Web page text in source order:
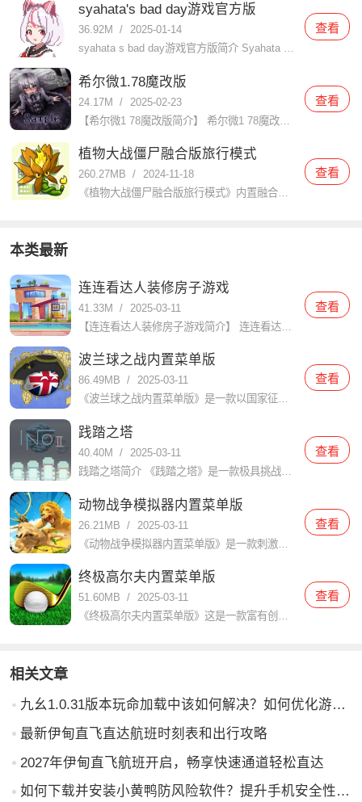
syahata's bad day游戏官方版
36.92M /
2025-01-14
查看
希尔微1.78魔改版
24.17M /
2025-02-23
【希尔微1 78魔改版简介】 希尔微1 78魔改版是一款深受玩家喜爱的角色扮演类游戏，该版本在原作基础上进行了大量创新和优化，为玩家带来了更加丰富的游戏体验和更加精彩的剧情发展。玩家将扮演一名救助了受
查看
植物大战僵尸融合版旅行模式
260.27MB / 2024-11-18
《植物大战僵尸融合版旅行模式》内置融合玩法的旅行模式，旅行模式可以把不同地图进行完美的混合在一起，玩法体验过程让玩家能够面对各种的挑战进行对抗，操作体验感觉也会变得十分的有趣。让玩家可以在在这里感受焕
查看
本类最新
连连看达人装修房子游戏
41.33M /
2025-03-11
【连连看达人装修房子游戏简介】 连连看达人装修房子是一款结合了经典连连看玩法与家居装修元素的休闲益智游戏。玩家需要在限定时间内通过连接相同的图案来消除它们，每消除一对图案即可获得装修材料和金币，用于装
查看
波兰球之战内置菜单版
86.49MB / 2025-03-11
《波兰球之战内置菜单版》是一款以国家征战和统一为核心的策略游戏，在游戏中，玩家扮演一位国家的领袖，通过建设城市、发展经济、招募军队和与其他国家进行外交、战争等手段，最终实现统一和国家崛起的目标。游戏以
查看
践踏之塔
40.40M / 2025-03-11
践踏之塔简介 《践踏之塔》是一款极具挑战性和趣味性的动作冒险游戏。玩家需要在不断攀登塔楼的过程中，克服各种障碍和敌人，体验到前所未有的紧张感和成就感。游戏以其独特的玩法和精美的画面吸引了大量玩家的关注
查看
动物战争模拟器内置菜单版
26.21MB /
2025-03-11
《动物战争模拟器内置菜单版》是一款刺激、有趣的模拟战略游戏，而且在这个游戏中，玩家将扮演不同类型的动物，与其他玩家进行战斗，争夺领地和资源。游戏以独特的图形和令人惊叹的音效为特色，为玩家带来一个逼真的
查看
终极高尔夫内置菜单版
51.60MB / 2025-03-11
《终极高尔夫内置菜单版》这是一款富有创意和刺激的高尔夫游戏，它提供了各种各样的关卡和挑战，玩家可以体验到真实的高尔夫对战和精彩的竞技体验。里面有真实的物理效果和更逼真的互动玩法，带给你极致的高尔夫体验
查看
相关文章
九幺1.0.31版本玩命加载中该如何解决？如何优化游戏体验？
最新伊甸直飞直达航班时刻表和出行攻略
2027年伊甸直飞航班开启，畅享快速通道轻松直达
如何下载并安装小黄鸭防风险软件？提升手机安全性，避免网络风险的实用指南